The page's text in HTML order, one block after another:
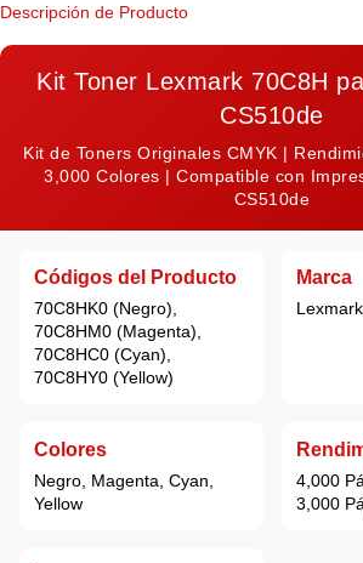
Descripción de Producto
Kit Toner Lexmark 70C8H
CS510de
Kit de Toners Originales CMYK |
3,000 Colores | Compatible con
CS510de
Códigos del Producto
70C8HK0 (Negro),
70C8HM0 (Magenta),
70C8HC0 (Cyan),
70C8HY0 (Yellow)
Marca
Lexmark
Colores
Negro, Magenta, Cyan,
Yellow
4,000
3,000